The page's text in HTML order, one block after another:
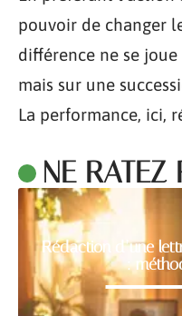
pouvoir de changer
différence ne se joue
mais sur une
La performance, ici,
NE RATEZ
Rédaction d’une
: